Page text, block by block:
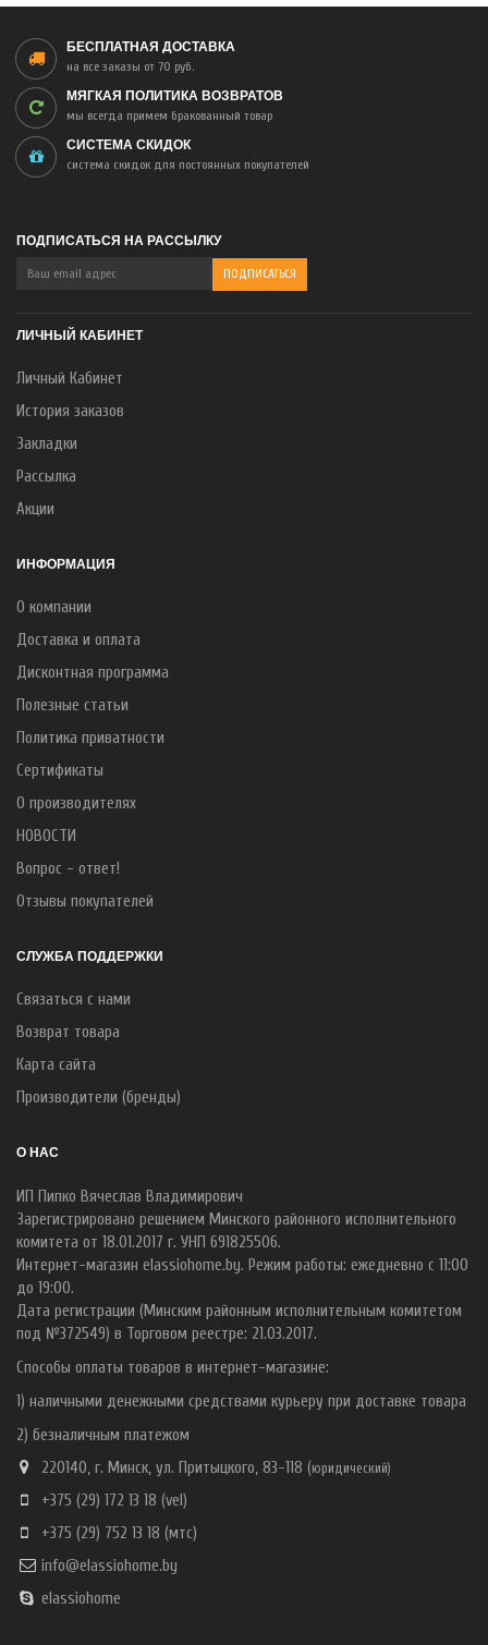
БЕСПЛАТНАЯ ДОСТАВКА
на все заказы от 70 руб.
МЯГКАЯ ПОЛИТИКА ВОЗВРАТОВ
мы всегда примем бракованный товар
СИСТЕМА СКИДОК
система скидок для постоянных покупателей
ПОДПИСАТЬСЯ НА РАССЫЛКУ
ЛИЧНЫЙ КАБИНЕТ
Личный Кабинет
История заказов
Закладки
Рассылка
Акции
ИНФОРМАЦИЯ
О компании
Доставка и оплата
Дисконтная программа
Полезные статьи
Политика приватности
Сертификаты
О производителях
НОВОСТИ
Вопрос - ответ!
Отзывы покупателей
СЛУЖБА ПОДДЕРЖКИ
Связаться с нами
Возврат товара
Карта сайта
Производители (бренды)
О НАС
ИП Пипко Вячеслав Владимирович
Зарегистрировано решением Минского районного исполнительного
комитета от 18.01.2017 г. УНП 691825506.
Интернет-магазин elassiohome.by. Режим работы: ежедневно с 11:00
до 19:00.
Дата регистрации (Минским районным исполнительным комитетом
под №372549) в Торговом реестре: 21.03.2017.
Способы оплаты товаров в интернет-магазине:
1) наличными денежными средствами курьеру при доставке товара
2) безналичным платежом
220140, г. Минск, ул. Притыцкого, 83-118 (юридический)
+375 (29) 172 13 18 (vel)
+375 (29) 752 13 18 (мтс)
info@elassiohome.by
elassiohome